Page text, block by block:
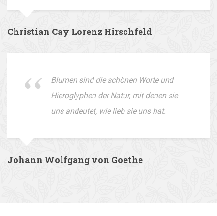
Christian Cay Lorenz Hirschfeld
Blumen sind die schönen Worte und
Hieroglyphen der Natur, mit denen sie
uns andeutet, wie lieb sie uns hat.
Johann Wolfgang von Goethe